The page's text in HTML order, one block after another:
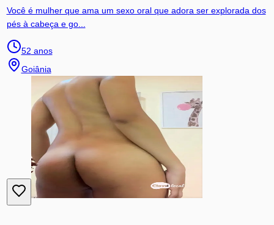
Você é mulher que ama um sexo oral que adora ser explorada dos
pés à cabeça e go...
52 anos
Goiânia